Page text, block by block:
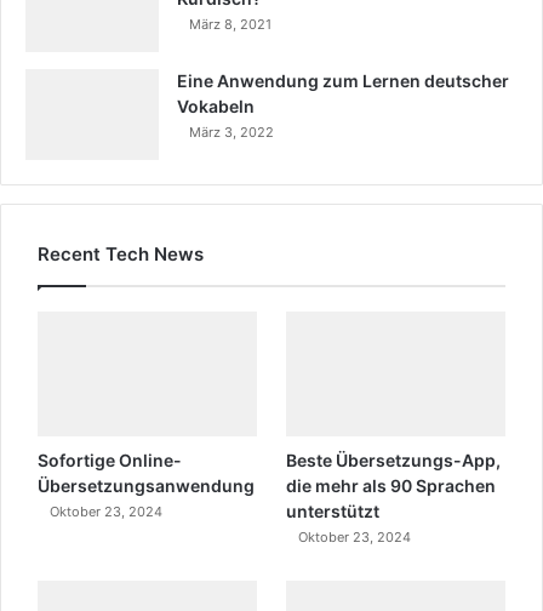
März 8, 2021
Eine Anwendung zum Lernen deutscher
Vokabeln
März 3, 2022
Recent Tech News
Sofortige Online-
Übersetzungsanwendung
Oktober 23, 2024
Beste Übersetzungs-App,
die mehr als 90 Sprachen
unterstützt
Oktober 23, 2024